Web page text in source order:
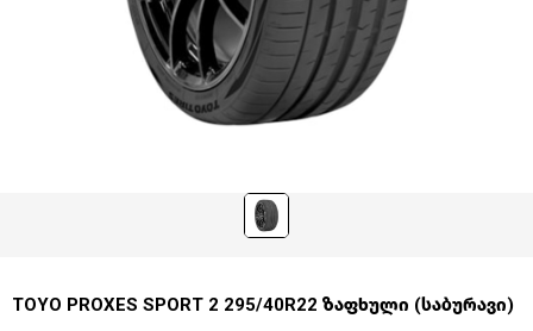
TOYO PROXES SPORT 2 295/40R22 ზაფხული (საბურავი)